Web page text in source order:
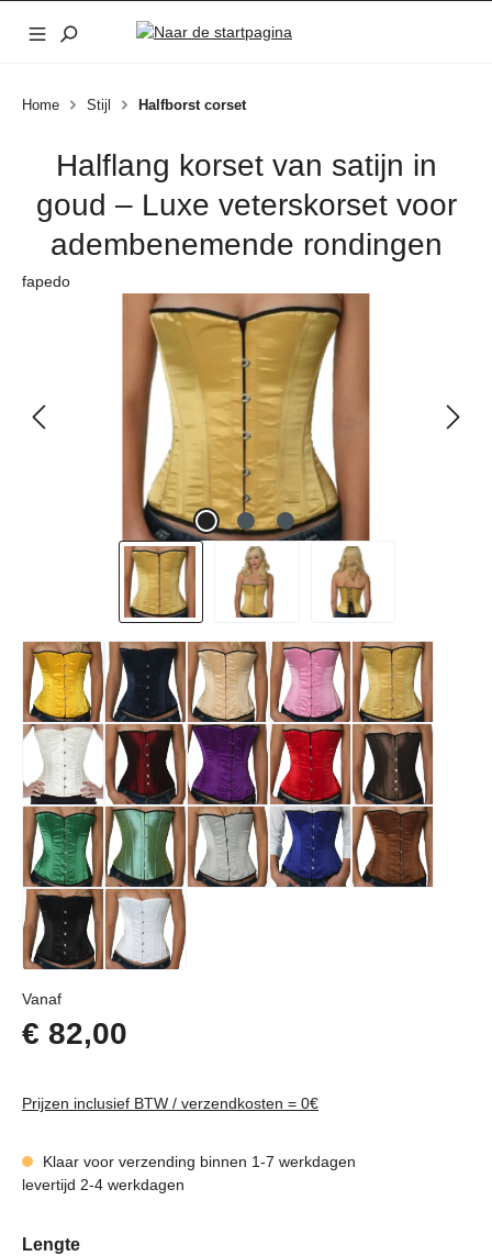
Ga naar de hoofdinhoud
Home Stijl Halfborst corset
Halflang korset van satijn in
goud – Luxe veterskorset voor
adembenemende rondingen
fapedo
Afbeeldingengalerij overslaan
VanafNormale prijs:
€ 82,00
Prijzen inclusief BTW / verzendkosten = 0€
Klaar voor verzending binnen 1-7 werkdagen
levertijd 2-4 werkdagen
Selecteer
Lengte